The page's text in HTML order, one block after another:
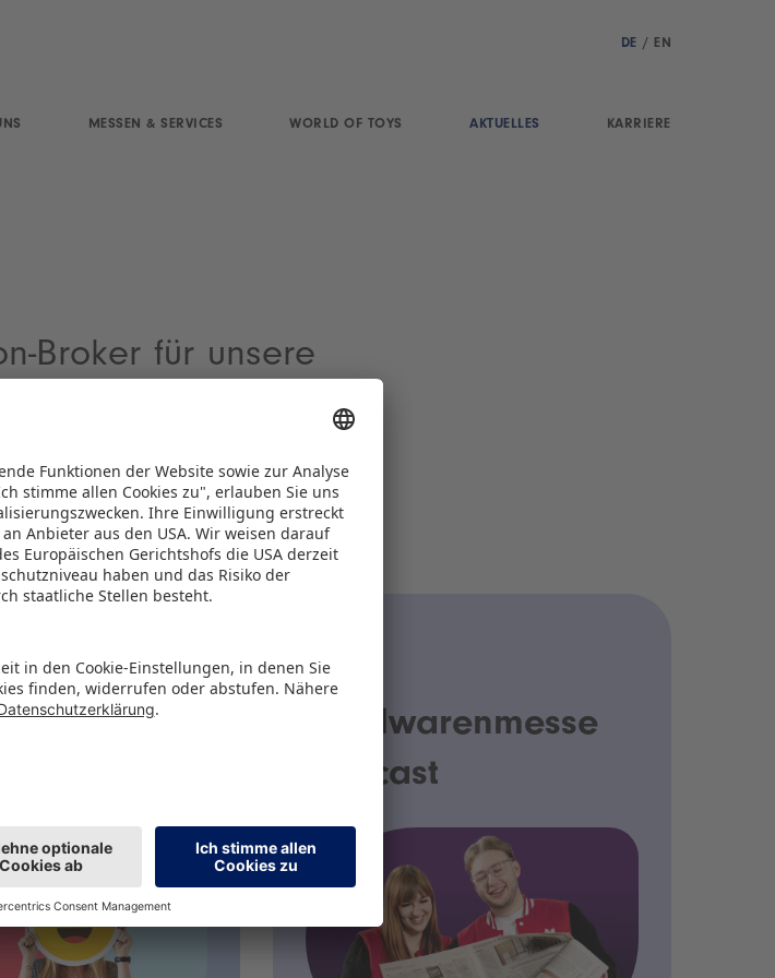
DE / EN
MESSEN & SERVICES WORLD OF TOYS AKTUELLES KARRIERE
Broker für unsere
Tage im Jahr
unsere betreuten
der
AUDIO
Spielwarenmesse
Podcast